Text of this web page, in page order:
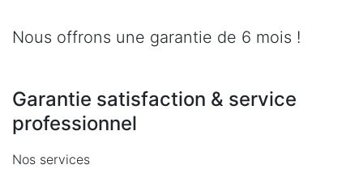
Nous offrons une garantie de 6 mois !
Garantie satisfaction & service
professionnel
Nos services